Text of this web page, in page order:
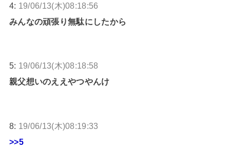
4: 19/06/13(木)08:18:56
みんなの頑張り無駄にしたから
5: 19/06/13(木)08:18:58
親父想いのええやつやんけ
8: 19/06/13(木)08:19:33
>>5